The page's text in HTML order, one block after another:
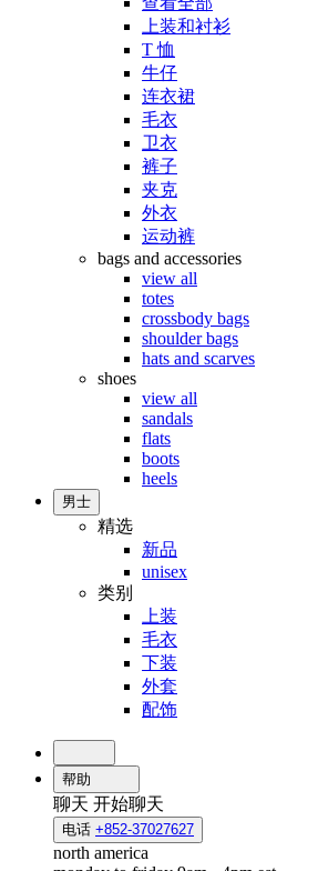
上装和衬衫
T 恤
牛仔
连衣裙
毛衣
卫衣
裤子
夹克
外衣
运动裤
bags and accessories
view all
totes
crossbody bags
shoulder bags
hats and scarves
shoes
view all
sandals
flats
boots
heels
男士
精选
新品
unisex
类别
上装
毛衣
下装
外套
配饰
帮助
聊天 开始聊天
电话 +852-37027627
north america